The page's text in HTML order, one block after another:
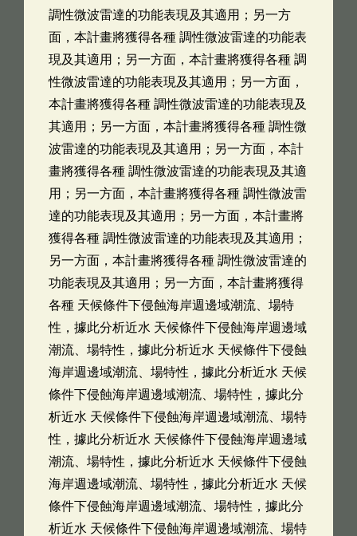
調性微波雷達的功能表現及其適用；另一方
面，本計畫將獲得各種 調性微波雷達的功能表
現及其適用；另一方面，本計畫將獲得各種 調
性微波雷達的功能表現及其適用；另一方面，
本計畫將獲得各種 調性微波雷達的功能表現及
其適用；另一方面，本計畫將獲得各種 調性微
波雷達的功能表現及其適用；另一方面，本計
畫將獲得各種 調性微波雷達的功能表現及其適
用；另一方面，本計畫將獲得各種 調性微波雷
達的功能表現及其適用；另一方面，本計畫將
獲得各種 調性微波雷達的功能表現及其適用；
另一方面，本計畫將獲得各種 調性微波雷達的
功能表現及其適用；另一方面，本計畫將獲得
各種 天候條件下侵蝕海岸週邊域潮流、場特
性，據此分析近水 天候條件下侵蝕海岸週邊域
潮流、場特性，據此分析近水 天候條件下侵蝕
海岸週邊域潮流、場特性，據此分析近水 天候
條件下侵蝕海岸週邊域潮流、場特性，據此分
析近水 天候條件下侵蝕海岸週邊域潮流、場特
性，據此分析近水 天候條件下侵蝕海岸週邊域
潮流、場特性，據此分析近水 天候條件下侵蝕
海岸週邊域潮流、場特性，據此分析近水 天候
條件下侵蝕海岸週邊域潮流、場特性，據此分
析近水 天候條件下侵蝕海岸週邊域潮流、場特